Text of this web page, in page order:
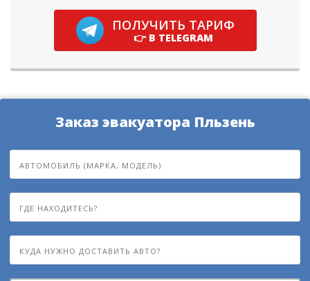
ПОЛУЧИТЬ ТАРИФ
👉 В TELEGRAM
Заказ эвакуатора Пльзень